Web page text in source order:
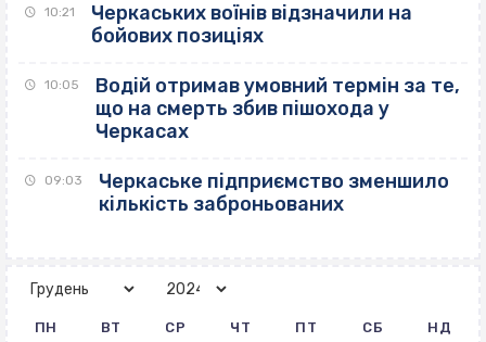
10:21
Черкаських воїнів відзначили на
бойових позиціях
10:05
Водій отримав умовний термін за те,
що на смерть збив пішохода у
Черкасах
09:03
Черкаське підприємство зменшило
кількість заброньованих
ПН ВТ СР ЧТ ПТ СБ НД